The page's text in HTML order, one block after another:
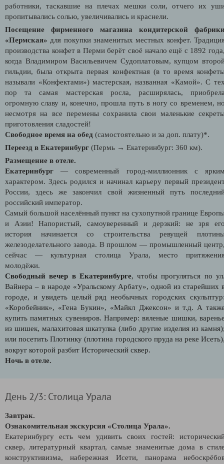
работники, таскавшие на плечах мешки соли, отчего их
пропитывались солью, увеличивались и краснели.
Посещение фирменного магазина кондитерской
«Пермская» для покупки знаменитых местных конфет.
производства конфет в Перми берёт своё начало ещё с 1892
когда Владимиром Васильевичем Судоплатовым, купцом
гильдии, была открыта первая конфектная (в то время
называли «Конфектами») мастерская, названная «Камой». С
пор та самая мастерская росла, расширялась,
огромную славу и, конечно, прошла путь в ногу со временем,
несмотря на все перемены сохранила свои маленькие
приготовления сладостей!
Свободное время на обед (самостоятельно и за доп. плату)*.
Переезд в Екатеринбург (Пермь → Екатеринбург: 360 км).
Размещение в отеле.
Екатеринбург — современный город-миллионник с
характером. Здесь родился и начинал карьеру первый
России, здесь же закончил свой жизненный путь
российский император.
Самый большой населённый пункт на сухопутной границе
и Азии! Напористый, самоуверенный и дерзкий: не зря
история начинается со строительства ревущей
железоделательного завода. В прошлом — промышленный
сейчас — культурная столица Урала, место
молодёжи.
Свободный вечер в Екатеринбурге, чтобы прогуляться по
Вайнера – в народе «Уральскому Арбату», одной из старейших
городе, и увидеть целый ряд необычных городских
«Коробейник», «Гена Букин», «Майкл Джексон» и т.д. А
купить памятных сувениров. Например: вяленые шишки,
из шишек, малахитовая шкатулка (либо другие изделия из
или посетить Плотинку (плотина городского пруда на реке
вокруг которой разбит Исторический сквер.
Ночь в отеле.
День 2/3: Столица Урала
Завтрак.
Ознакомительная экскурсия «Столица Урала».
Екатеринбургу есть чем удивить своих гостей:
сквер, литературный квартал, самые знаменитые дома в
конструктивизма, набережная Исети, панорама